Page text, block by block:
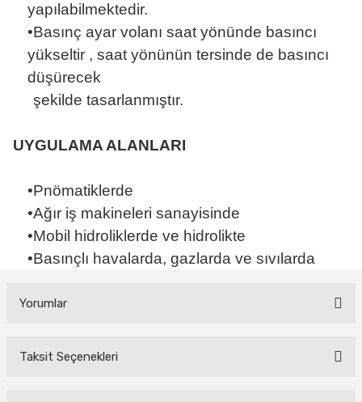
yapılabilmektedir.
•Basınç ayar volanı saat yönünde basıncı
yükseltir , saat yönünün tersinde de basıncı
düşürecek
şekilde tasarlanmıştır.
UYGULAMA ALANLARI
•Pnömatiklerde
•Ağır iş makineleri sanayisinde
•Mobil hidroliklerde ve hidrolikte
•Basınçlı havalarda, gazlarda ve sıvılarda
Yorumlar
Bu ürüne ilk yorumu siz yapın!
Taksit Seçenekleri